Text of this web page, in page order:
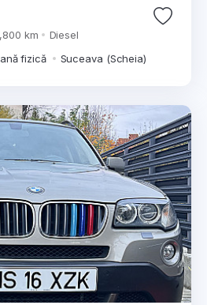
km
Diesel
fizică
Suceava (Scheia)